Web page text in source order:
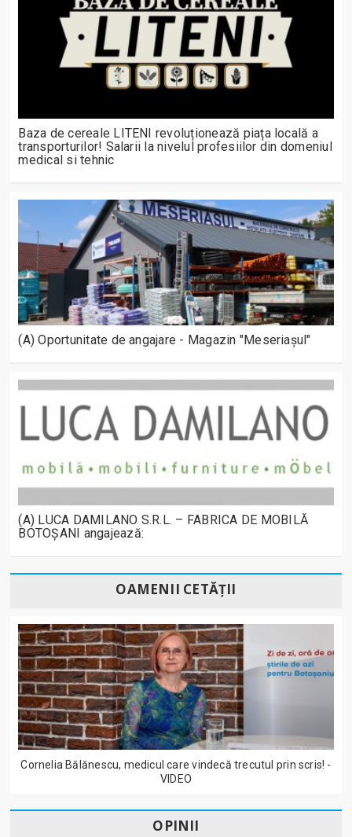
Baza de cereale LITENI revoluționează piața locală a
transporturilor! Salarii la nivelul profesiilor din domeniul
medical si tehnic
(A) Oportunitate de angajare - Magazin "Meseriașul"
(A) LUCA DAMILANO S.R.L. – FABRICA DE MOBILĂ
BOTOȘANI angajează:
OAMENII CETĂȚII
Cornelia Bălănescu, medicul care vindecă trecutul prin scris! -
VIDEO
OPINII